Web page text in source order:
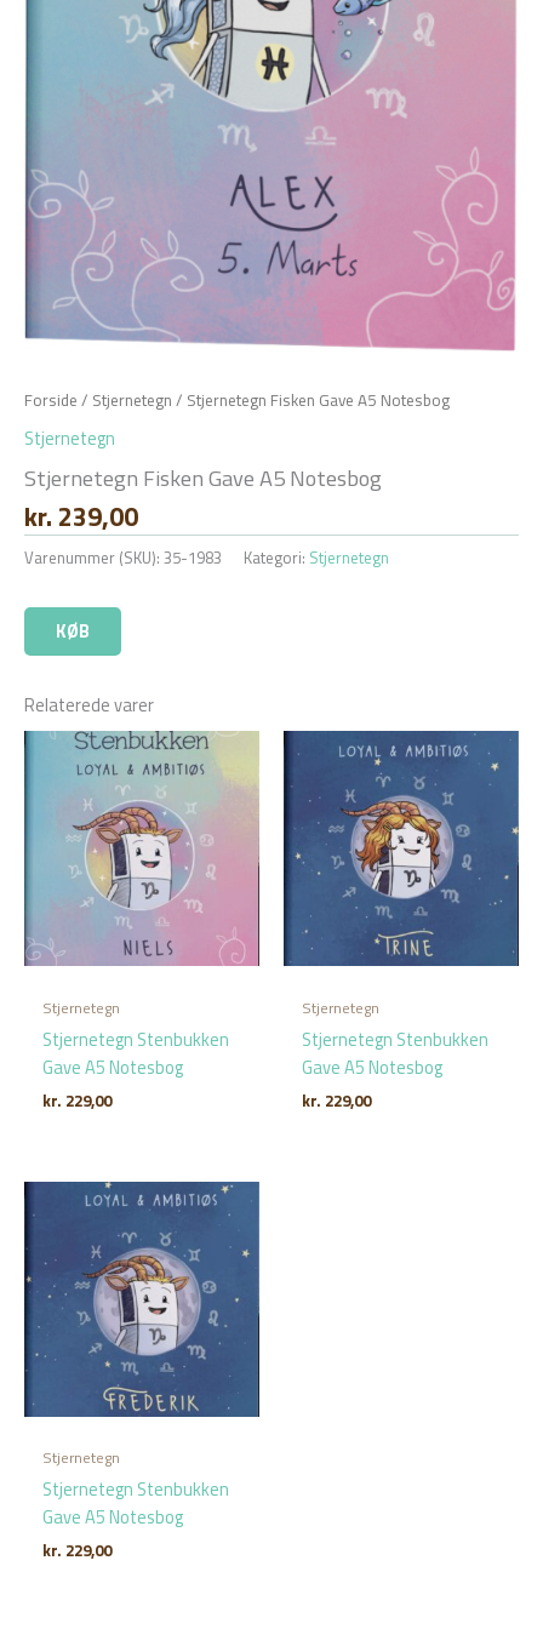
Forside / Stjernetegn / Stjernetegn Fisken Gave A5 Notesbog
Stjernetegn
Stjernetegn Fisken Gave A5 Notesbog
kr. 239,00
Varenummer (SKU): 35-1983 Kategori: Stjernetegn
KØB
Relaterede varer
Stjernetegn
Stjernetegn Stenbukken
Gave A5 Notesbog
kr. 229,00
Stjernetegn
Stjernetegn Stenbukken
Gave A5 Notesbog
kr. 229,00
Stjernetegn
Stjernetegn Stenbukken
Gave A5 Notesbog
kr. 229,00